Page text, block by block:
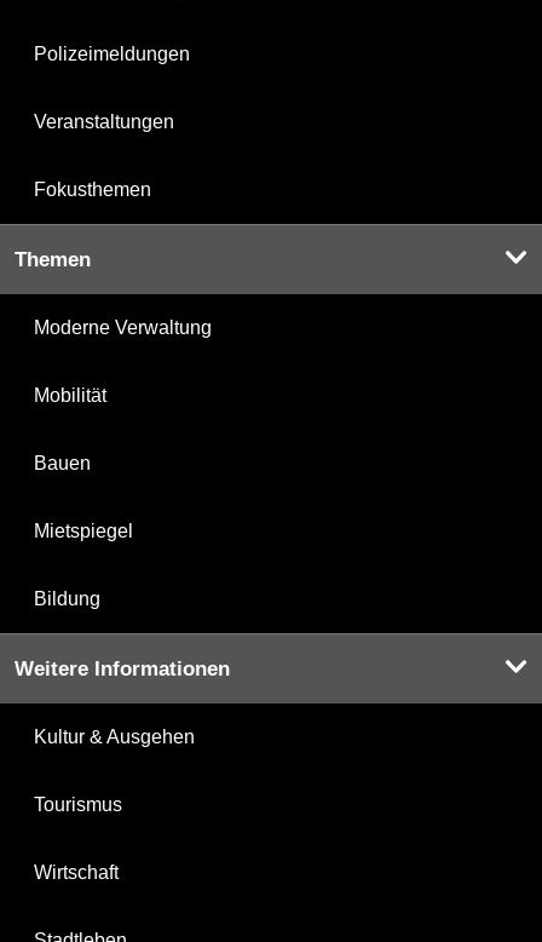
Polizeimeldungen
Veranstaltungen
Fokusthemen
Themen
Moderne Verwaltung
Mobilität
Bauen
Mietspiegel
Bildung
Weitere Informationen
Kultur & Ausgehen
Tourismus
Wirtschaft